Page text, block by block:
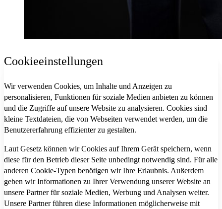
Cookieeinstellungen
Wir verwenden Cookies, um Inhalte und Anzeigen zu
personalisieren, Funktionen für soziale Medien anbieten zu können
und die Zugriffe auf unsere Website zu analysieren. Cookies sind
kleine Textdateien, die von Webseiten verwendet werden, um die
Benutzererfahrung effizienter zu gestalten.
Laut Gesetz können wir Cookies auf Ihrem Gerät speichern, wenn
diese für den Betrieb dieser Seite unbedingt notwendig sind. Für alle
anderen Cookie-Typen benötigen wir Ihre Erlaubnis. Außerdem
geben wir Informationen zu Ihrer Verwendung unserer Website an
unsere Partner für soziale Medien, Werbung und Analysen weiter.
Unsere Partner führen diese Informationen möglicherweise mit